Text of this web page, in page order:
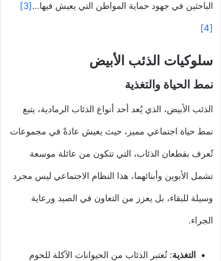
الباحثين في جهود حماية المواطن التي يعيش فيها…[3]
[4]
سلوكيات الذئب الأبيض
نمط الحياة والتغذية
الذئب الأبيض، الذي يُعد أحد أنواع الذئاب الرمادية، يتبع
نمط حياة اجتماعي مميز، حيث يعيش عادةً في مجموعات
تُعرف بقطعان الذئاب، التي تتكون من عائلة موسعة
تشمل الأبوين وأبنائهما، هذا النظام الاجتماعي ليس مجرد
وسيلة للبقاء، بل يعزز من التعاون في الصيد ورعاية
الجراء.
التغذية: تُعتبر الذئاب من الحيوانات الآكلة للحوم